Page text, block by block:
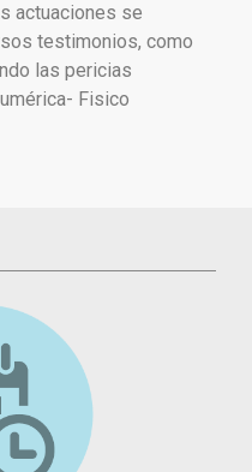
actuaciones se
testimonios, como
las pericias
Fisico